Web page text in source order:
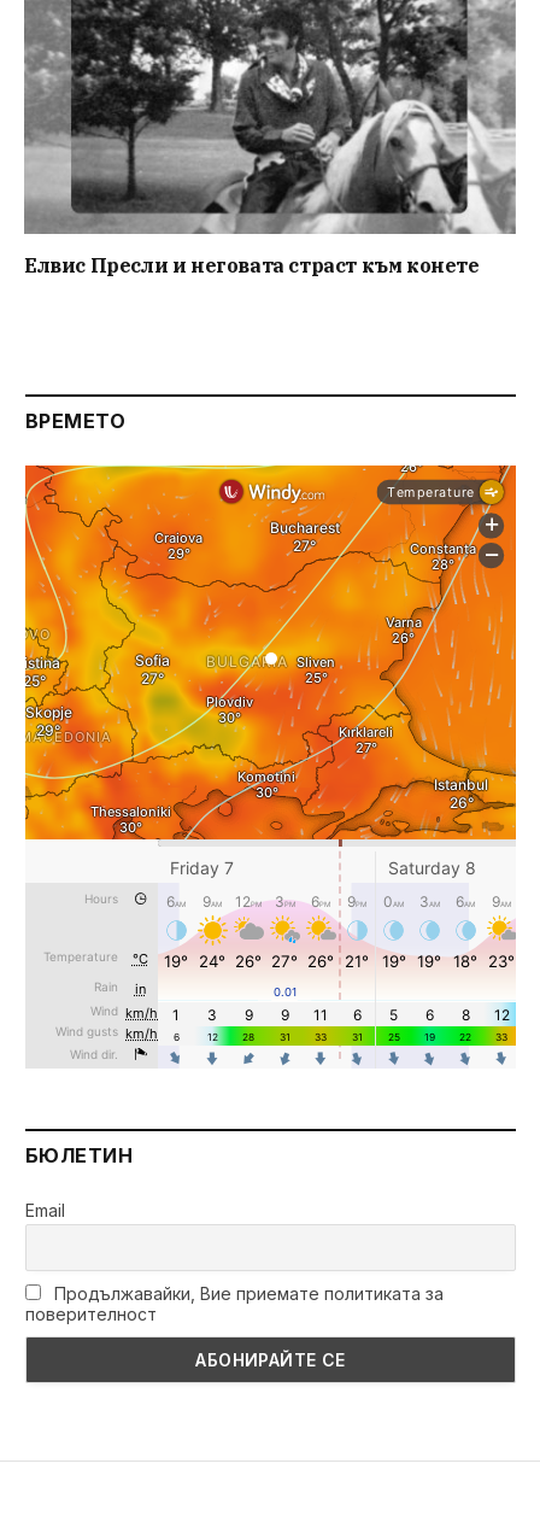
Елвис Пресли и неговата страст към конете
ВРЕМЕТО
БЮЛЕТИН
Email
Продължавайки, Вие приемате политиката за
поверителност